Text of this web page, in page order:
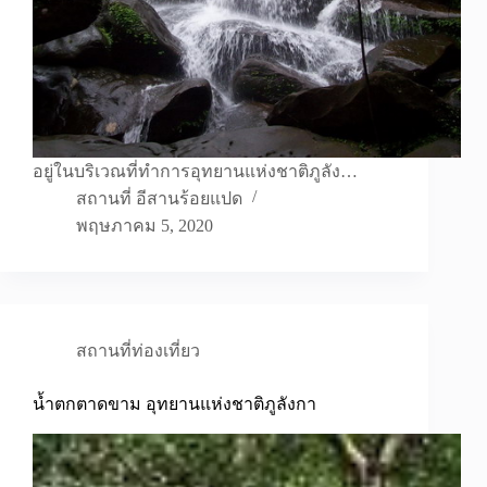
อยู่ในบริเวณที่ทำการอุทยานแห่งชาติภูลัง…
สถานที่ อีสานร้อยแปด
พฤษภาคม 5, 2020
สถานที่ท่องเที่ยว
น้ำตกตาดขาม อุทยานแห่งชาติภูลังกา